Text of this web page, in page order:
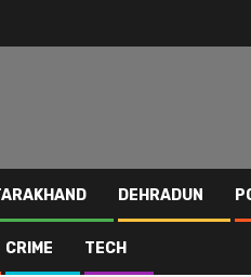
DEHRADUN
CRIME TECH